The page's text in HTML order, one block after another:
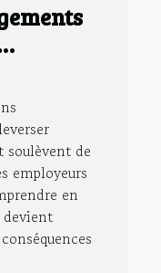
de
soulèvent de
employeurs
en
devient